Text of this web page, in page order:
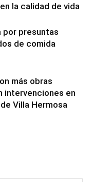
la calidad de vida
por presuntas
de comida
más obras
intervenciones en
Villa Hermosa